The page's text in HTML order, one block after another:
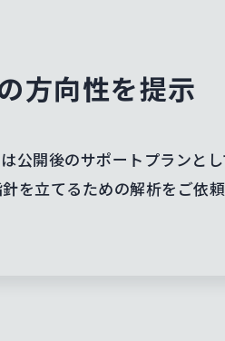
方向性を提示
公開後のサポートプランと
を立てるための解析をご依頼